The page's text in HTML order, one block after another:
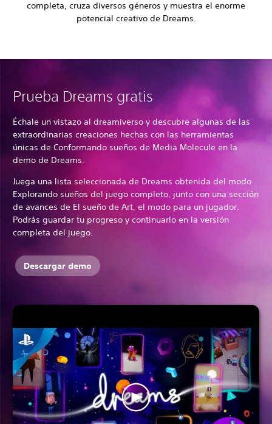
completa, cruza diversos géneros y muestra el enorme
potencial creativo de Dreams.
Prueba Dreams gratis
Échale un vistazo al dreamiverso y descubre algunas de las
extraordinarias creaciones hechas con las herramientas
únicas de Conformando sueños de Media Molecule en la
demo de Dreams.
Juega una lista seleccionada de Dreams obtenida del modo
Explorando sueños del juego completo, junto con una sección
de avances de El sueño de Art, el modo para un jugador.
Podrás guardar tu progreso y continuarlo en la versión
completa del juego.
Descargar demo